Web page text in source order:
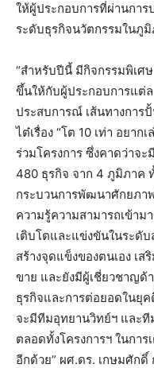
ให้ผู้ประกอบการที่ผ่านการ
ระดับธุรกิจนวัตกรรมในภูมิ
“สำหรับปีนี้ มีกิจกรรมพิเศษ
ขึ้นให้กับผู้ประกอบการแต่
ประสบการณ์ เส้นทางการ
ไต๋เรื่อง “โต 10 เท่า อยาก
ร่วมโครงการ ซึ่งคาดว่าจะ
480 ธุรกิจ จาก 4 ภูมิภาค
กระบวนการพัฒนาศักยภา
ความรู้ความสามารถเข้าม
เติบโตและแข่งขันในระดั
สร้างจุดแข็งของตนเอง เ
ขาย และยังมีผู้เชี่ยวชาญด้
ธุรกิจและการต่อยอดในยุ
จะมีทีมอุทยานวิทย์ฯ และที
ตลอดทั้งโครงการฯ ในกา
อีกด้วย” ผศ.ดร. เกษมศักดิ์